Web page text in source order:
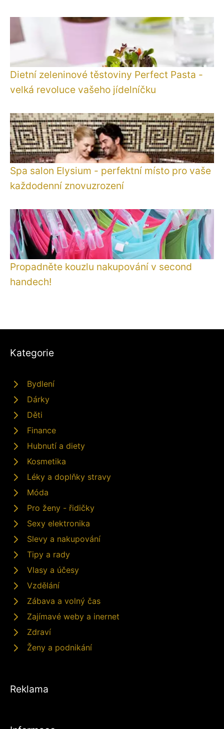
Dietní zeleninové těstoviny Perfect Pasta -
velká revoluce vašeho jídelníčku
Spa salon Elysium - perfektní místo pro vaše
každodenní znovuzrození
Propadněte kouzlu nakupování v second
handech!
Kategorie
Bydlení
Dárky
Děti
Finance
Hubnutí a diety
Kosmetika
Léky a doplňky stravy
Móda
Pro ženy - řidičky
Sexy elektronika
Slevy a nakupování
Tipy a rady
Vlasy a účesy
Vzdělání
Zábava a volný čas
Zajímavé weby a inernet
Zdraví
Ženy a podnikání
Reklama